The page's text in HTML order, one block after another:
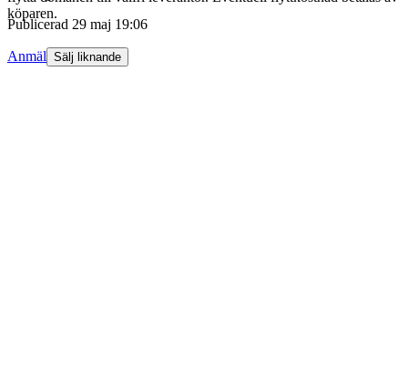
köparen.
Publicerad 29 maj 19:06
Anmäl Sälj liknande